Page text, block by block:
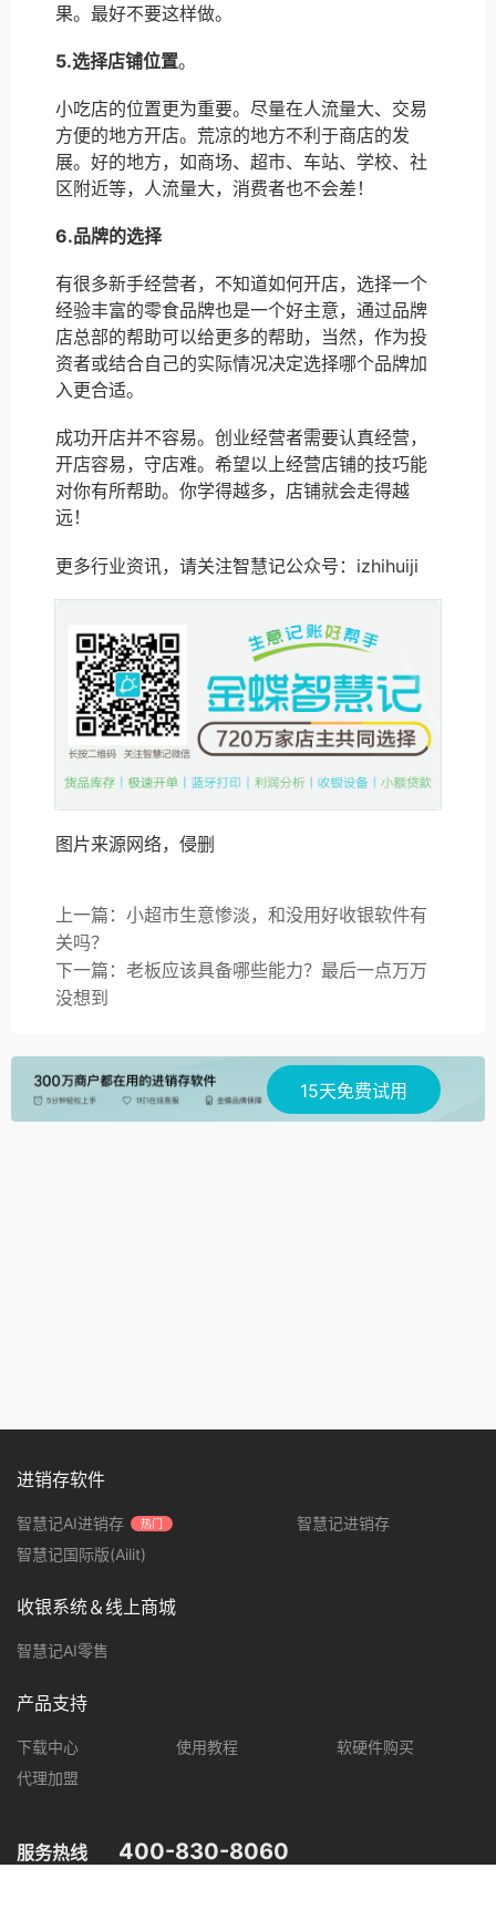
果。最好不要这样做。
5.选择店铺位置。
小吃店的位置更为重要。尽量在人流量大、交易
方便的地方开店。荒凉的地方不利于商店的发
展。好的地方，如商场、超市、车站、学校、社
区附近等，人流量大，消费者也不会差！
6.品牌的选择
有很多新手经营者，不知道如何开店，选择一个
经验丰富的零食品牌也是一个好主意，通过品牌
店总部的帮助可以给更多的帮助，当然，作为投
资者或结合自己的实际情况决定选择哪个品牌加
入更合适。
成功开店并不容易。创业经营者需要认真经营，
开店容易，守店难。希望以上经营店铺的技巧能
对你有所帮助。你学得越多，店铺就会走得越
远！
更多行业资讯，请关注智慧记公众号：izhihuiji
图片来源网络，侵删
上一篇：小超市生意惨淡，和没用好收银软件有
关吗？
下一篇：老板应该具备哪些能力？最后一点万万
没想到
15天免费试用
服务热线 400-830-8060
进销存软件
智慧记AI进销存 热门
智慧记进销存
智慧记国际版(Ailit)
收银系统＆线上商城
智慧记AI零售
产品支持
下载中心 使用教程
软硬件购买
代理加盟